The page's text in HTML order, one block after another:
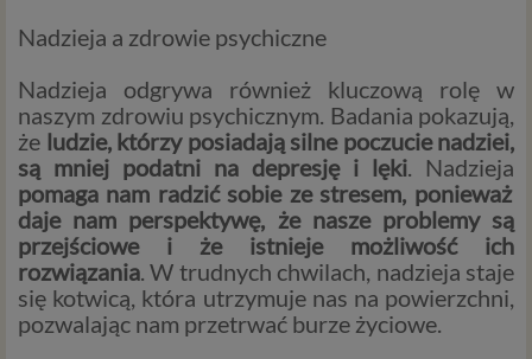
Nadzieja a zdrowie psychiczne
Nadzieja odgrywa również kluczową rolę w
naszym zdrowiu psychicznym. Badania pokazują,
że ludzie, którzy posiadają silne poczucie nadziei,
są mniej podatni na depresję i lęki. Nadzieja
pomaga nam radzić sobie ze stresem, ponieważ
daje nam perspektywę, że nasze problemy są
przejściowe i że istnieje możliwość ich
rozwiązania. W trudnych chwilach, nadzieja staje
się kotwicą, która utrzymuje nas na powierzchni,
pozwalając nam przetrwać burze życiowe.